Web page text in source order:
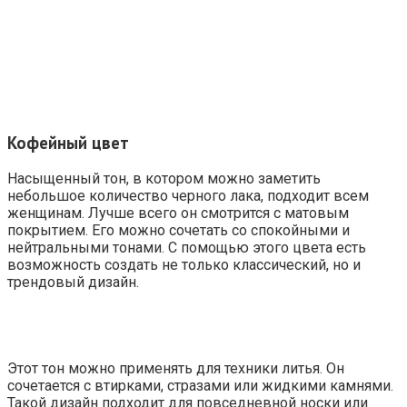
Кофейный цвет
Насыщенный тон, в котором можно заметить
небольшое количество черного лака, подходит всем
женщинам. Лучше всего он смотрится с матовым
покрытием. Его можно сочетать со спокойными и
нейтральными тонами. С помощью этого цвета есть
возможность создать не только классический, но и
трендовый дизайн.
Этот тон можно применять для техники литья. Он
сочетается с втирками, стразами или жидкими камнями.
Такой дизайн подходит для повседневной носки или